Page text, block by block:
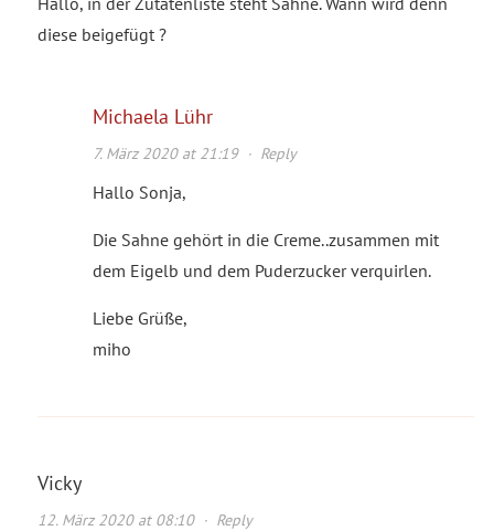
diese beigefügt ?
Michaela Lühr
7. März 2020 at 21:19· Reply
Hallo Sonja,
Die Sahne gehört in die Creme..zusammen mit
dem Eigelb und dem Puderzucker verquirlen.
Liebe Grüße,
miho
Vicky
12. März 2020 at 08:10· Reply